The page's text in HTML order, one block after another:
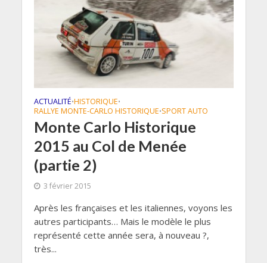
ACTUALITÉ•HISTORIQUE•
RALLYE MONTE-CARLO HISTORIQUE•SPORT AUTO
Monte Carlo Historique
2015 au Col de Menée
(partie 2)
3 février 2015
Après les françaises et les italiennes, voyons les
autres participants… Mais le modèle le plus
représenté cette année sera, à nouveau ?,
très...